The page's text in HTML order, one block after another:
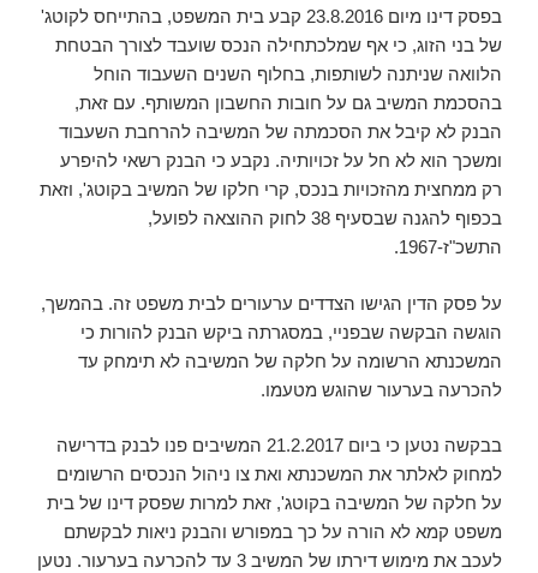
בפסק דינו מיום 23.8.2016 קבע בית המשפט, בהתייחס לקוטג'
של בני הזוג, כי אף שמלכתחילה הנכס שועבד לצורך הבטחת
הלוואה שניתנה לשותפות, בחלוף השנים השעבוד הוחל
בהסכמת המשיב גם על חובות החשבון המשותף. עם זאת,
הבנק לא קיבל את הסכמתה של המשיבה להרחבת השעבוד
ומשכך הוא לא חל על זכויותיה. נקבע כי הבנק רשאי להיפרע
רק ממחצית מהזכויות בנכס, קרי חלקו של המשיב בקוטג', וזאת
בכפוף להגנה שבסעיף 38 לחוק ההוצאה לפועל,
התשכ"ז-1967.
על פסק הדין הגישו הצדדים ערעורים לבית משפט זה. בהמשך,
הוגשה הבקשה שבפניי, במסגרתה ביקש הבנק להורות כי
המשכנתא הרשומה על חלקה של המשיבה לא תימחק עד
להכרעה בערעור שהוגש מטעמו.
בבקשה נטען כי ביום 21.2.2017 המשיבים פנו לבנק בדרישה
למחוק לאלתר את המשכנתא ואת צו ניהול הנכסים הרשומים
על חלקה של המשיבה בקוטג', זאת למרות שפסק דינו של בית
משפט קמא לא הורה על כך במפורש והבנק ניאות לבקשתם
לעכב את מימוש דירתו של המשיב 3 עד להכרעה בערעור. נטען